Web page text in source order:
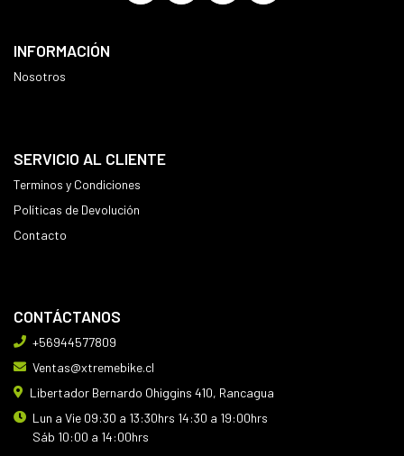
INFORMACIÓN
Nosotros
SERVICIO AL CLIENTE
Terminos y Condiciones
Políticas de Devolución
Contacto
CONTÁCTANOS
+56944577809
Ventas@xtremebike.cl
Libertador Bernardo Ohiggins 410, Rancagua
Lun a Vie 09:30 a 13:30hrs 14:30 a 19:00hrs
Sáb 10:00 a 14:00hrs